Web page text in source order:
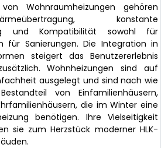
Wohnraumheizungen gehören
konstante
und Kompatibilität sowohl für
für Sanierungen. Die Integration in
steigert das Benutzererlebnis
Wohnheizungen sind auf
ausgelegt und sind nach wie
von Einfamilienhäusern,
die im Winter eine
benötigen. Ihre Vielseitigkeit
sie zum Herzstück moderner HLK-